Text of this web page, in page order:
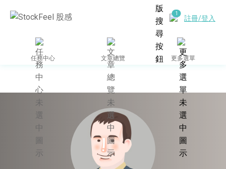
註冊/登入
任務中心 文章總覽 更多選單